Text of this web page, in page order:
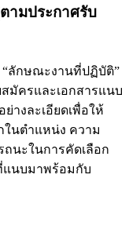
ามประกาศรับ
“ลักษณะงานที่ปฏิบัติ”
มัครและเอกสารแนบ
างละเอียดเพื่อให้
นตำแหน่ง ความ
นะในการคัดเลือก
แนบมาพร้อมกับ